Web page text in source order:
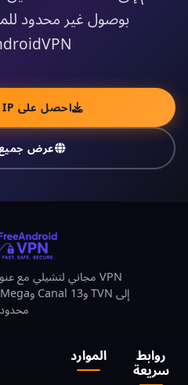
بوصول غير محدود
احصل على IP تشيلي الآن
عرض جميع
روابط
سريعة
الموارد